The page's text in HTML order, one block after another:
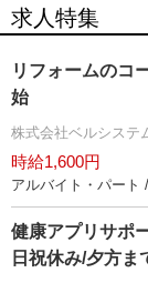
求人特集
リフォームのコ
始
株式会社ベルシステ
時給1,600円
アルバイト・パート
健康アプリサポ
日祝休み/夕方ま